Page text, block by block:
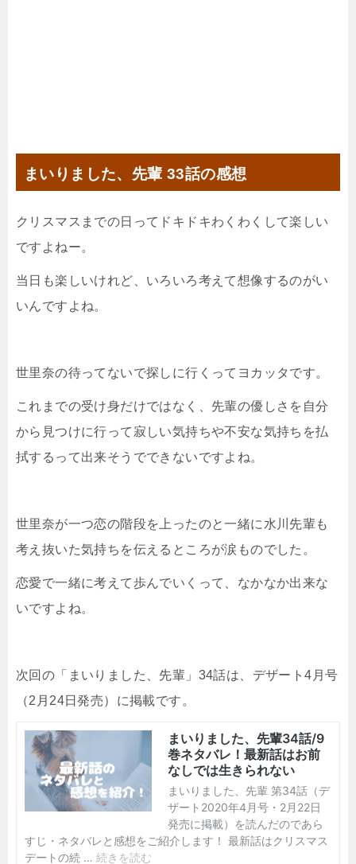
まいりました、先輩 33話の感想
クリスマスまでの日ってドキドキわくわくして楽しい
ですよねー。
当日も楽しいけれど、いろいろ考えて想像するのがい
いんですよね。
世里奈の待ってないで探しに行くってヨカッタです。
これまでの受け身だけではなく、先輩の優しさを自分
から見つけに行って寂しい気持ちや不安な気持ちを払
拭するって出来そうでできないですよね。
世里奈が一つ恋の階段を上ったのと一緒に水川先輩も
考え抜いた気持ちを伝えるところが涙ものでした。
恋愛で一緒に考えて歩んでいくって、なかなか出来な
いですよね。
次回の「まいりました、先輩」34話は、デザート4月号
（2月24日発売）に掲載です。